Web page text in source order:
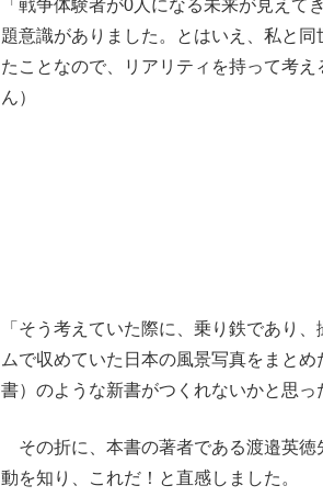
「戦争体験者が0人になる未来が見え
題意識がありました。とはいえ、私と
たことなので、リアリティを持って考
ん）
「そう考えていた際に、乗り鉄であり
ムで収めていた日本の風景写真をまとめ
書）のような新書がつくれないかと思っ
その折に、本書の著者である渡邉英徳
動を知り、これだ！と直感しました。